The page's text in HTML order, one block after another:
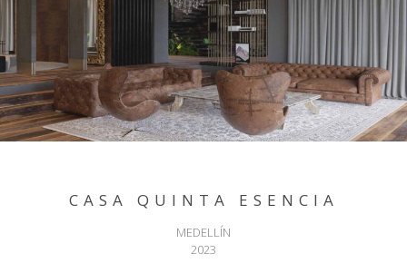
CASA QUINTA ESENCIA
MEDELLÍN
2023